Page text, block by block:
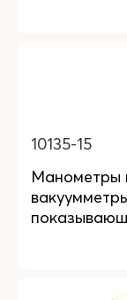
10135-15
Манометры